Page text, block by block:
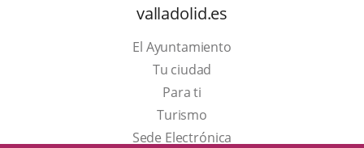
valladolid.es
El Ayuntamiento
Tu ciudad
Para ti
TurismoEste
enlace
Sede Electrónica